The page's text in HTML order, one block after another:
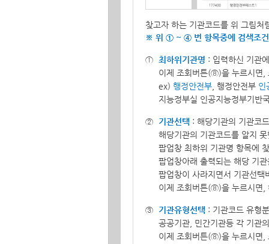
찾고자 하는 기관코드를 위 그림처
※ 위 ① ~ ④ 번 항목중에 검색조건
최하위기관명 : 입력하신 기관
이제 조회버튼(⑧)을 누르시면,
ex) 행정안전부 , 행정안전부 인
지능정부실 인공지능정부기반
기관선택 : 해당기관의 기관코
해당기관의 기관코드를 알지
팝업창 최하위 기관명 항목에
팝업창아래 출력되는 해당 기
팝업창이 사라지면서 기관선
이제 조회버튼(⑧)을 누르시면,
기관유형선택 : 기관코드 유형
공공기관, 민간기관등 각 기관
이제 조회버튼(⑧)을 누르시면,